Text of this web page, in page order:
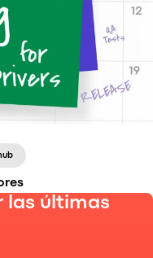
aplicación: una
que le ayuda a
y
con los
y Conductor.
las últimas